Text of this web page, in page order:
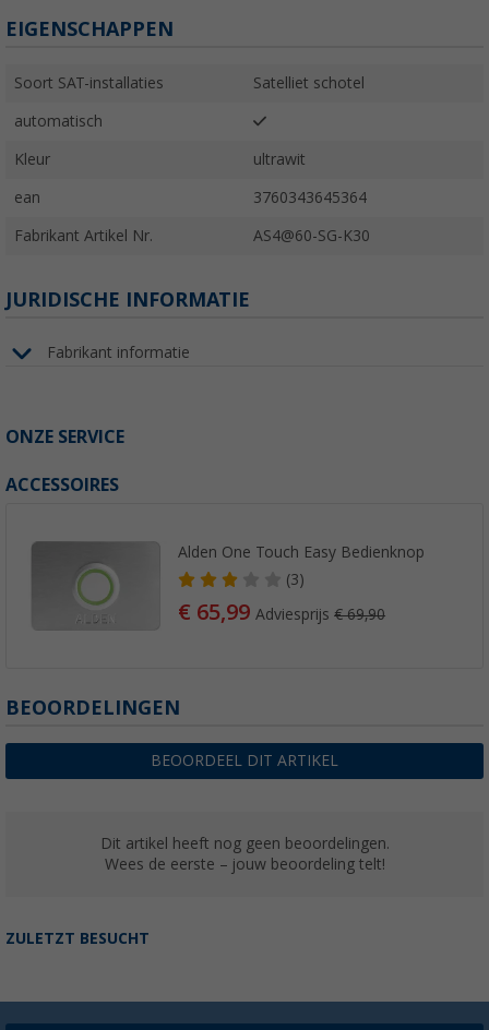
EIGENSCHAPPEN
Soort SAT-installaties Satelliet schotel
automatisch
Kleur ultrawit
ean 3760343645364
Fabrikant Artikel Nr. AS4@60-SG-K30
JURIDISCHE INFORMATIE
Fabrikant informatie
ONZE SERVICE
ACCESSOIRES
Alden One Touch Easy Bedienknop
(3)
€ 65,99Adviesprijs€ 69,90
BEOORDELINGEN
BEOORDEEL DIT ARTIKEL
Dit artikel heeft nog geen beoordelingen.
Wees de eerste – jouw beoordeling telt!
ZULETZT BESUCHT